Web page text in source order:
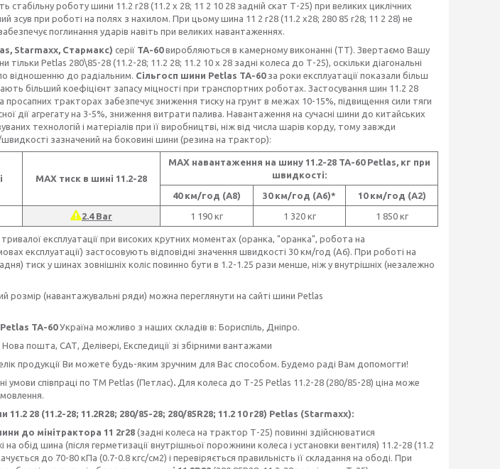
стабільну роботу шини 11.2 r28 (11.2 x 28; 11 2 10 28 задній скат Т-25) при великих циклічних
зсув при роботі на полях з нахилом. При цьому шина 11 2 r28 (11.2 x28; 280 85 r28; 11 2 28) не
поглинання ударів навіть при великих навантаженнях.
Starmaxx, Стармакс) серії ТА-60виробляються в камерному виконанні (TT). Звертаємо Вашу
тільки Petlas 280\85-28 (11.2-28; 11.2 28; 11.2 10 x 28 задні колеса до Т-25), оскільки діагональні
відношенню до радіальним. Сільгосп шини Petlas ТА-60 за роки експлуатації показали більш
більший коефіцієнт запасу міцності при транспортних роботах. Застосування шин 11.2 28
тракторах забезпечує зниження тиску на грунт в межах 10-15%, підвищення сили тяги
дії агрегату на 3-5%, зниження витрати палива. Навантаження на сучасні шини до китайських
технологій і матеріалів при її виробництві, ніж від числа шарів корду, тому завжди
зазначений на боковині шини (резина на трактор):
МАХ тиск в шині 11.2-28
МAX навантаження на шину 11.2-28 ТА-60 Petlas, кг при
швидкості:
40 км/год (А8) 30 км/год (А6)* 10 км/год (А2)
2.4 Bar 1 190 кг 1 320 кг 1 850 кг
експлуатації при високих крутних моментах (оранка, "оранка", робота на
експлуатації) застосовують відповідні значення швидкості 30 км/год (А6). При роботі на
тиск у шинах зовнішніх коліс повинно бути в 1.2-1.25 рази менше, ніж у внутрішніх (незалежно
(навантажувальні ряди) можна переглянути на сайті шини Petlas
Petlas TA-60Україна можливо з наших складів в: Бориспіль, Дніпро.
пошта, САТ, Делівері, Експедиції зі збірними вантажами
продукції Ви можете будь-яким зручним для Вас способом. Будемо раді Вам допомогти!
умови співпраці по TM Petlas (Петлас). Для колеса до Т-25 Petlas 11.2-28 (280/85-28) ціна може
28 (11.2-28; 11.2R28; 280/85-28; 280/85R28; 11.2 10 r28) Petlas (Starmaxx):
до мінітрактора 11 2r28 (задні колеса на трактор Т-25) повинні здійснюватися
обід шина (після герметизації внутрішньої порожнини колеса і установки вентиля) 11.2-28 (11.2
до 70-80 кПа (0.7-0.8 кгс/см2) і перевіряється правильність її складання на ободі. При